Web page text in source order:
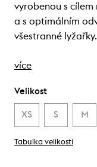
vyrobenou s
a s optimálním
všestranné lyžařky.
více
Velikost
XS S M
Tabulka velikostí